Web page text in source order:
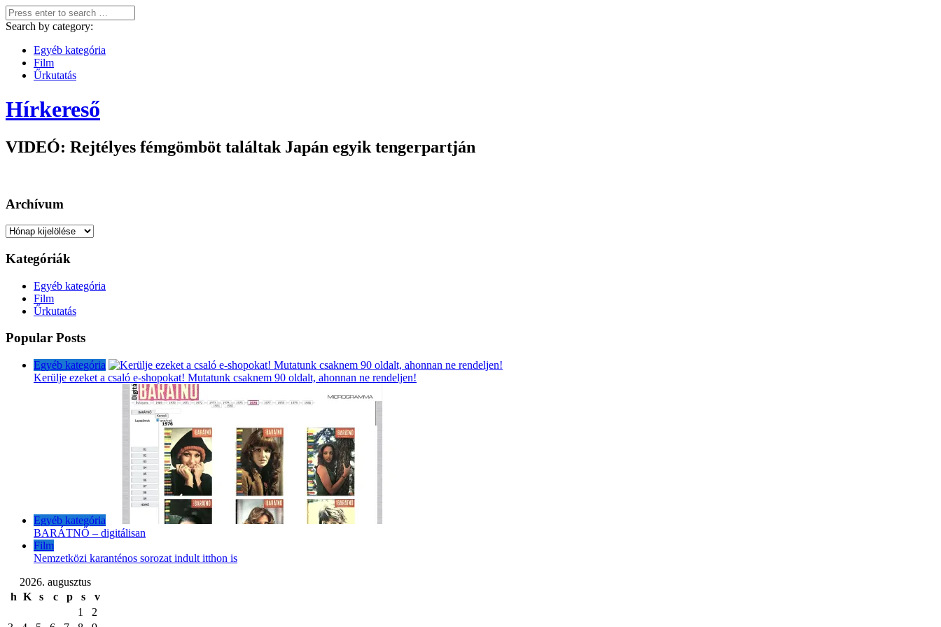
Search by category:
Egyéb kategória
Film
Űrkutatás
Hírkereső
VIDEÓ: Rejtélyes fémgömböt találtak Japán egyik tengerpartján
Archívum
Archívum
Kategóriák
Egyéb kategória
Film
Űrkutatás
Popular Posts
Egyéb kategória
Kerülje ezeket a csaló e-shopokat! Mutatunk csaknem 90 oldalt, ahonnan ne rendeljen!
Egyéb kategória
BARÁTNŐ – digitálisan
Film
Nemzetközi karanténos sorozat indult itthon is
2026. augusztus
h K s c p s
v
1
2